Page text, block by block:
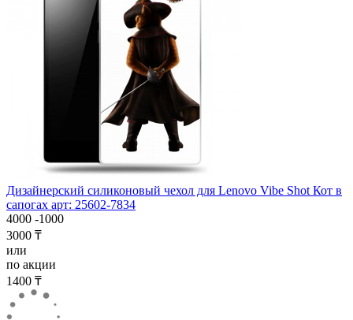
Дизайнерский силиконовый чехол для Lenovo Vibe Shot Кот в
сапогах арт: 25602-7834
4000 -1000
3000 ₸
или
по акции
1400 ₸